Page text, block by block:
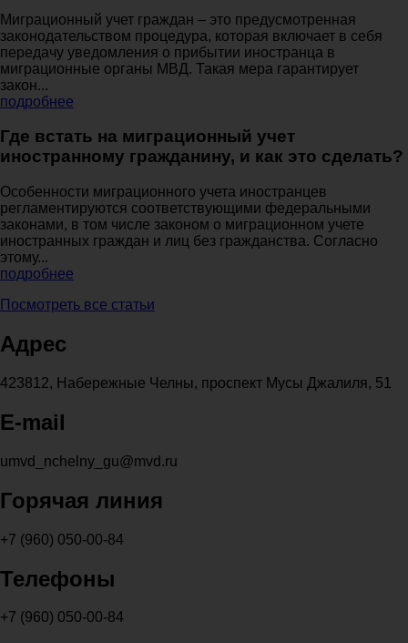
Миграционный учет граждан – это предусмотренная
законодательством процедура, которая включает в себя
передачу уведомления о прибытии иностранца в
миграционные органы МВД. Такая мера гарантирует
закон...
подробнее
Где встать на миграционный учет
иностранному гражданину, и как это сделать?
Особенности миграционного учета иностранцев
регламентируются соответствующими федеральными
законами, в том числе законом о миграционном учете
иностранных граждан и лиц без гражданства. Согласно
этому...
подробнее
Посмотреть все статьи
Адрес
423812, Набережные Челны, проспект Мусы Джалиля, 51
E-mail
umvd_nchelny_gu@mvd.ru
Горячая линия
+7 (960) 050-00-84
Телефоны
+7 (960) 050-00-84